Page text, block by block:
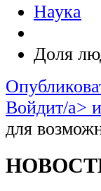
Наука
Доля
Войдит/a>
для